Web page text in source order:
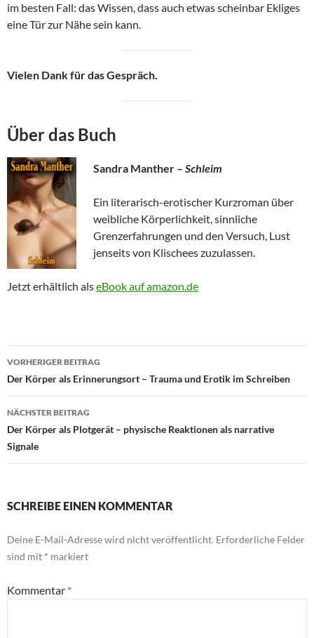
im besten Fall: das Wissen, dass auch etwas scheinbar Ekliges
eine Tür zur Nähe sein kann.
Vielen Dank für das Gespräch.
Über das Buch
Sandra Manther – Schleim
Ein literarisch-erotischer Kurzroman über
weibliche Körperlichkeit, sinnliche
Grenzerfahrungen und den Versuch, Lust
jenseits von Klischees zuzulassen.
Jetzt erhältlich alseBook auf amazon.de
Beitragsnavigation
VORHERIGER BEITRAG
Der Körper als Erinnerungsort – Trauma und Erotik im Schreiben
NÄCHSTER BEITRAG
Der Körper als Plotgerät – physische Reaktionen als narrative
Signale
SCHREIBE EINEN KOMMENTAR
Deine E-Mail-Adresse wird nicht veröffentlicht. Erforderliche Felder
sind mit * markiert
Kommentar *